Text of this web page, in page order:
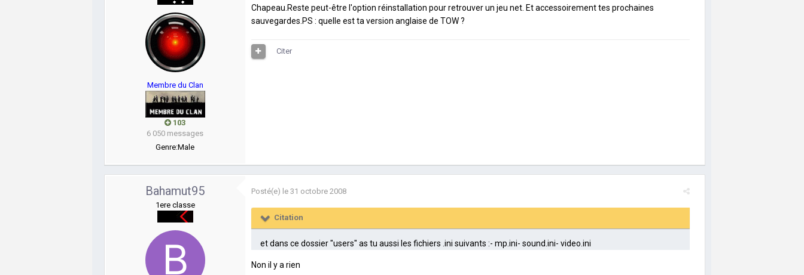
Membre du Clan
103
6 050 messages
Genre:Male
Chapeau.Reste peut-être l'option réinstallation pour retrouver un jeu net. Et accessoirement tes prochaines
sauvegardes.PS : quelle est ta version anglaise de TOW ?
Citer
Bahamut95
1ere classe
Posté(e) le 31 octobre 2008
Citation
et dans ce dossier "users" as tu aussi les fichiers .ini suivants :- mp.ini- sound.ini- video.ini
Non il y a rien